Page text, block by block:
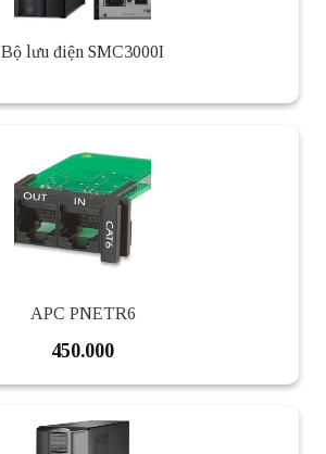
Bộ lưu điện SMC3000I
APC PNETR6
450.000